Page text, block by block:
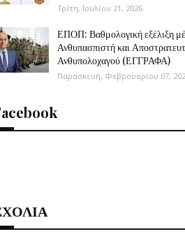
Τρίτη, Ιουλίου 21, 2026
ΕΠΟΠ: Βαθμολογική εξέλιξη
Ανθυπασπιστή και
Ανθυπολοχαγού (ΕΓΓΡΑΦΑ)
Παρασκευή, Φεβρουαρίου 07,